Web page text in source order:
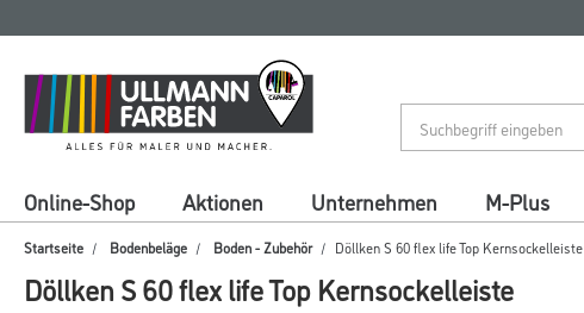
springen
springen
Online-Shop Aktionen Unternehmen M-Plus
Startseite Bodenbeläge Boden - Zubehör Döllken S 60 flex life Top Kernsockelleiste
Döllken S 60 flex life Top Kernsockelleiste